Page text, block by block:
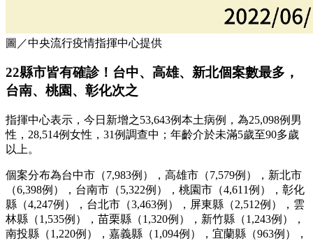
圖／中央流行疫情指揮中心提供
22縣市皆有確診！台中、高雄、新北個案數最多，
台南、桃園、彰化次之
指揮中心表示，今日新增之53,643例本土病例，為25,098例男
性，28,514例女性，31例調查中；年齡介於未滿5歲至90多歲
以上。
個案分布為台中市（7,983例），高雄市（7,579例），新北市
（6,398例），台南市（5,322例），桃園市（4,611例），彰化
縣（4,247例），台北市（3,463例），屏東縣（2,512例），雲
林縣（1,535例），苗栗縣（1,320例），新竹縣（1,243例），
南投縣（1,220例），嘉義縣（1,094例），宜蘭縣（963例），